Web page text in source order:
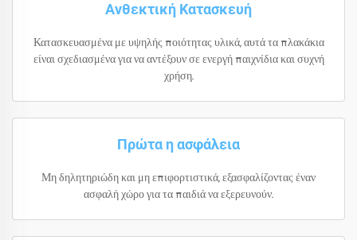
Ανθεκτική Κατασκευή
Κατασκευασμένα με υψηλής ποιότητας υλικά, αυτά τα πλακάκια
είναι σχεδιασμένα για να αντέξουν σε ενεργή παιχνίδια και συχνή
χρήση.
Πρώτα η ασφάλεια
Μη δηλητηριώδη και μη επιφορτιστικά, εξασφαλίζοντας έναν
ασφαλή χώρο για τα παιδιά να εξερευνούν.